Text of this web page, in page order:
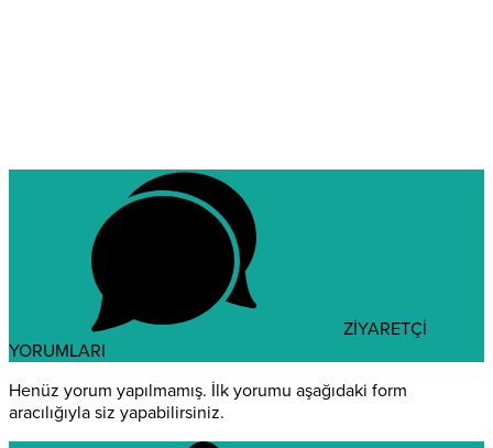
ZİYARETÇİ
YORUMLARI
Henüz yorum yapılmamış. İlk yorumu aşağıdaki form
aracılığıyla siz yapabilirsiniz.